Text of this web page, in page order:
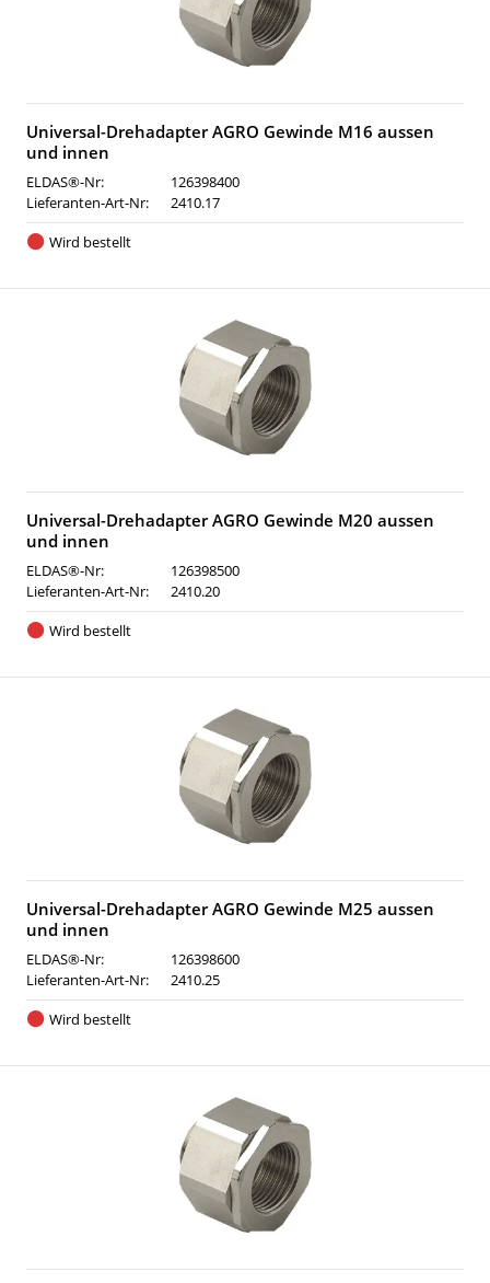
Universal-Drehadapter AGRO Gewinde M16 aussen
und innen
ELDAS®-Nr:
126398400
Lieferanten-Art-Nr:
2410.17
Wird bestellt
Universal-Drehadapter AGRO Gewinde M20 aussen
und innen
ELDAS®-Nr:
126398500
Lieferanten-Art-Nr:
2410.20
Wird bestellt
Universal-Drehadapter AGRO Gewinde M25 aussen
und innen
ELDAS®-Nr:
126398600
Lieferanten-Art-Nr:
2410.25
Wird bestellt